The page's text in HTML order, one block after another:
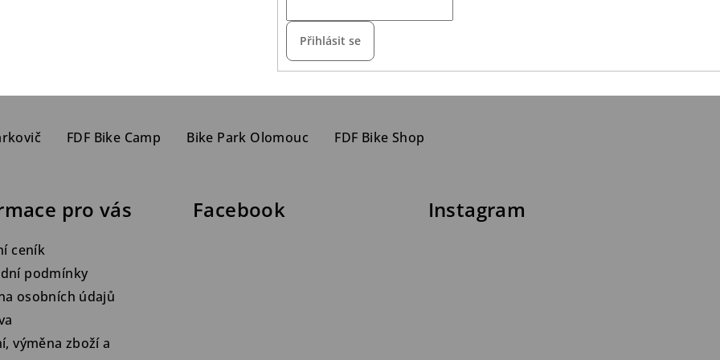
Přihlásit se
FDF Bike Camp Bike Park Olomouc FDF Bike Shop
pro vás
ceník
podmínky
osobních údajů
výměna zboží a
Facebook Instagram